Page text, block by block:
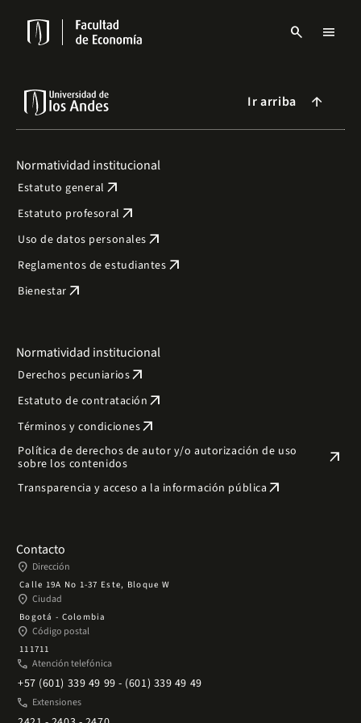
contenido
principal
search menu
Ir arriba arrow_forward
Normatividad institucional
Estatuto general arrow_outward
Estatuto profesoral arrow_outward
Uso de datos personales arrow_outward
Reglamentos de estudiantes arrow_outward
Bienestar arrow_outward
Normatividad institucional
Derechos pecuniariosarrow_outward
Estatuto de contratación arrow_outward
Términos y condicionesarrow_outward
Política de derechos de autor y/o autorización de uso
sobre los contenidos
arrow_outward
Transparencia y acceso a la información pública arrow_outward
Contacto
place Dirección
Calle 19A No 1-37 Este, Bloque W
place Ciudad
Bogotá - Colombia
place Código postal
111711
phone Atención telefónica
+57 (601) 339 49 99 - (601) 339 49 49
phone Extensiones